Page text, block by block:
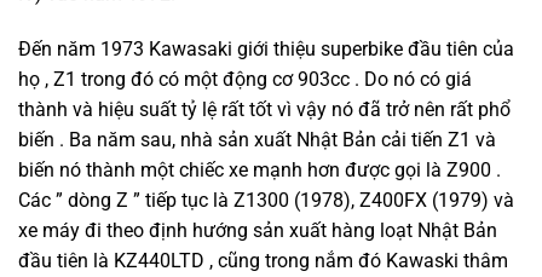
Đến năm 1973 Kawasaki giới thiệu superbike đầu tiên của
họ , Z1 trong đó có một động cơ 903cc . Do nó có giá
thành và hiệu suất tỷ lệ rất tốt vì vậy nó đã trở nên rất phổ
biến . Ba năm sau, nhà sản xuất Nhật Bản cải tiến Z1 và
biến nó thành một chiếc xe mạnh hơn được gọi là Z900 .
Các ” dòng Z ” tiếp tục là Z1300 (1978), Z400FX (1979) và
xe máy đi theo định hướng sản xuất hàng loạt Nhật Bản
đầu tiên là KZ440LTD , cũng trong nắm đó Kawaski thâm